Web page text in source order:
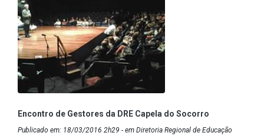
Encontro de Gestores da DRE Capela do Socorro
Publicado em: 18/03/2016 2h29 - em Diretoria Regional de Educação